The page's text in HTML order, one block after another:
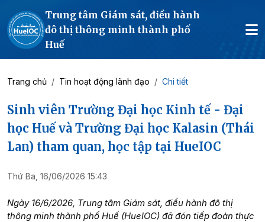
Trung tâm Giám sát, điều hành
đô thị thông minh thành phố
Huế
Trang chủ Tin hoạt động lãnh đạo Chi tiết
Sinh viên Trường Đại học Kinh tế - Đại
học Huế và Trường Đại học Kalasin (Thái
Lan) tham quan, học tập tại HueIOC
Thứ Ba, 16/06/2026 15:43
Ngày 16/6/2026, Trung tâm Giám sát, điều hành đô thị
thông minh thành phố Huế (HueIOC) đã đón tiếp đoàn thực